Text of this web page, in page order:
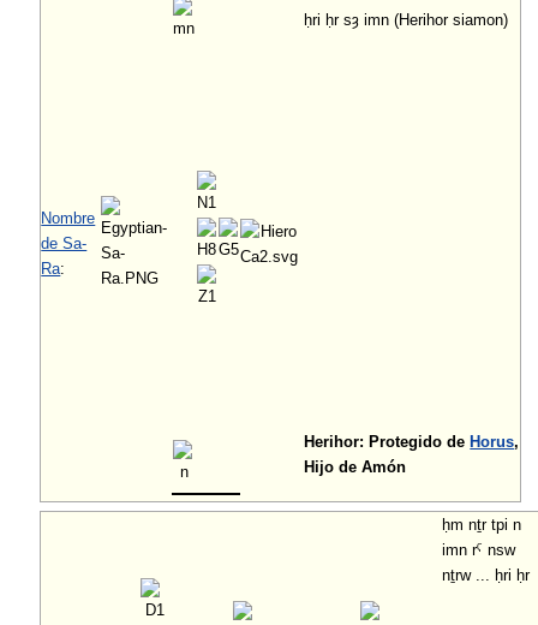
Nombre
de Sa-
Ra:
ḥri ḥr sȝ imn (Herihor siamon)
Herihor: Protegido de Horus,
Hijo de Amón
ḥm nṯr tpi n
imn rˁ nsw
nṯrw ... ḥri ḥr